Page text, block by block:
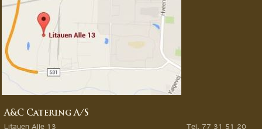
» Sommerfesten er i gang:
» MAGIEN FRA MARKVÆRK:
» VORES EVENTYRLIGE VERDEN:
» FORÅRSFESTEN ER I GANG:
A&C Catering A/S
Litauen Alle 13
Tel. 77 31 51 20